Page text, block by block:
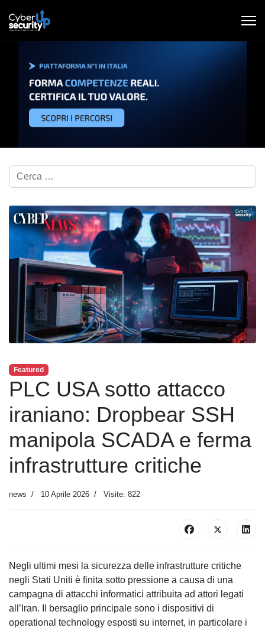
Cerca nel blog...
Featured
PLC USA sotto attacco
iraniano: Dropbear SSH
manipola SCADA e ferma
infrastrutture critiche
news 10 Aprile 2026 Visite: 822
Negli ultimi mesi la sicurezza delle infrastrutture critiche
negli Stati Uniti è finita sotto pressione a causa di una
campagna di attacchi informatici attribuita ad attori legati
all’Iran. Il bersaglio principale sono i dispositivi di
operational technology esposti su internet, in particolare i